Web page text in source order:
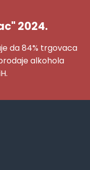
2024.
da 84% trgovaca
alkohola